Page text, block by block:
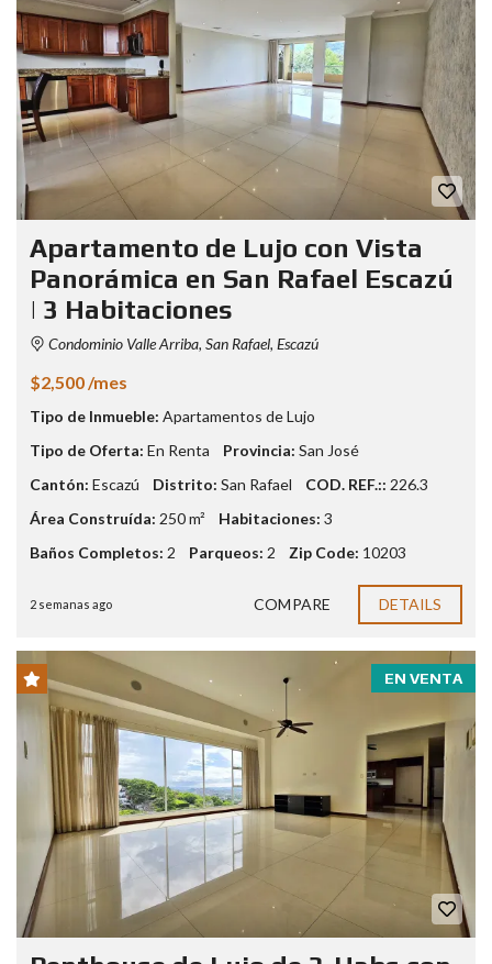
Apartamento de Lujo con Vista
Panorámica en San Rafael Escazú
| 3 Habitaciones
Condominio Valle Arriba, San Rafael, Escazú
$2,500 /mes
Tipo de Inmueble: Apartamentos de Lujo
Tipo de Oferta: En Renta Provincia: San José
Cantón: Escazú Distrito: San Rafael COD. REF.:: 226.3
Área Construída: 250 m² Habitaciones: 3
Baños Completos: 2 Parqueos: 2 Zip Code: 10203
2 semanas ago COMPARE DETAILS
EN VENTA